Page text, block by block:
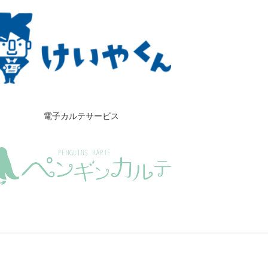
電子カルテサービス